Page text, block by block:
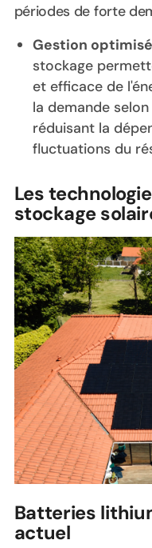
périodes de forte
Gestion
stockage
et efficace de
la demande
réduisant la
fluctuations du
Les
stockage
Batteries
actuel